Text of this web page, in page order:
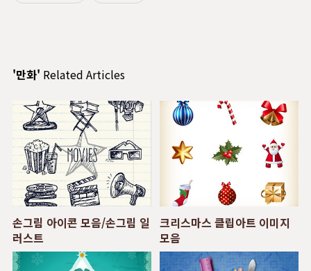
'만화' Related Articles
손그림 아이콘 모음/손그림 일
러스트
크리스마스 클립아트 이미지
모음